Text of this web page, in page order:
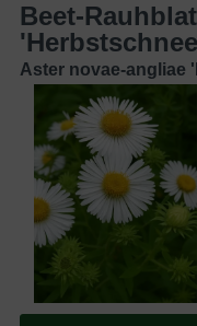
Beet-Rauhblatt-Aster
Aster novae-angliae